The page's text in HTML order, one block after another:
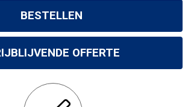
BESTELLEN
OFFERTE